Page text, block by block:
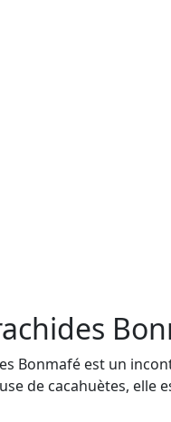
Bonmafé est un
de cacahuètes, elle